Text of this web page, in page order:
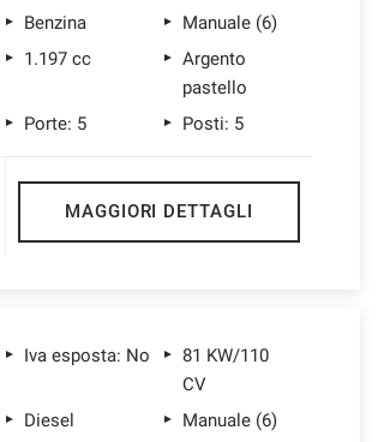
Benzina
Manuale (6)
1.197 cc
Argento
pastello
Porte: 5
Posti: 5
MAGGIORI DETTAGLI
Iva esposta: No
81 KW/110
CV
Diesel
Manuale (6)